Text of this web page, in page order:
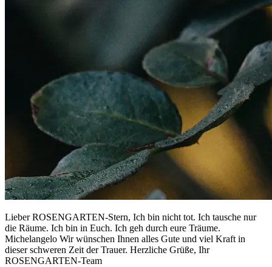
Lieber ROSENGARTEN-Stern, Ich bin nicht tot. Ich tausche nur
die Räume. Ich bin in Euch. Ich geh durch eure Träume.
Michelangelo Wir wünschen Ihnen alles Gute und viel Kraft in
dieser schweren Zeit der Trauer. Herzliche Grüße, Ihr
ROSENGARTEN-Team